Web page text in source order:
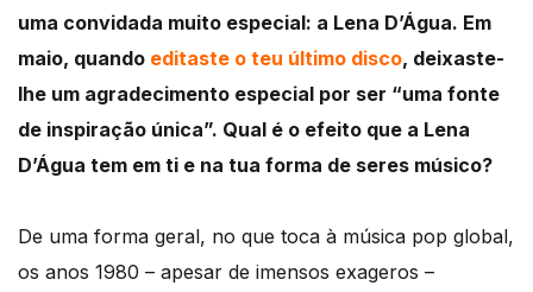
uma convidada muito especial: a Lena D’Água. Em
maio, quando editaste o teu último disco, deixaste-
lhe um agradecimento especial por ser “uma fonte
de inspiração única”. Qual é o efeito que a Lena
D’Água tem em ti e na tua forma de seres músico?
De uma forma geral, no que toca à música pop global,
os anos 1980 – apesar de imensos exageros –